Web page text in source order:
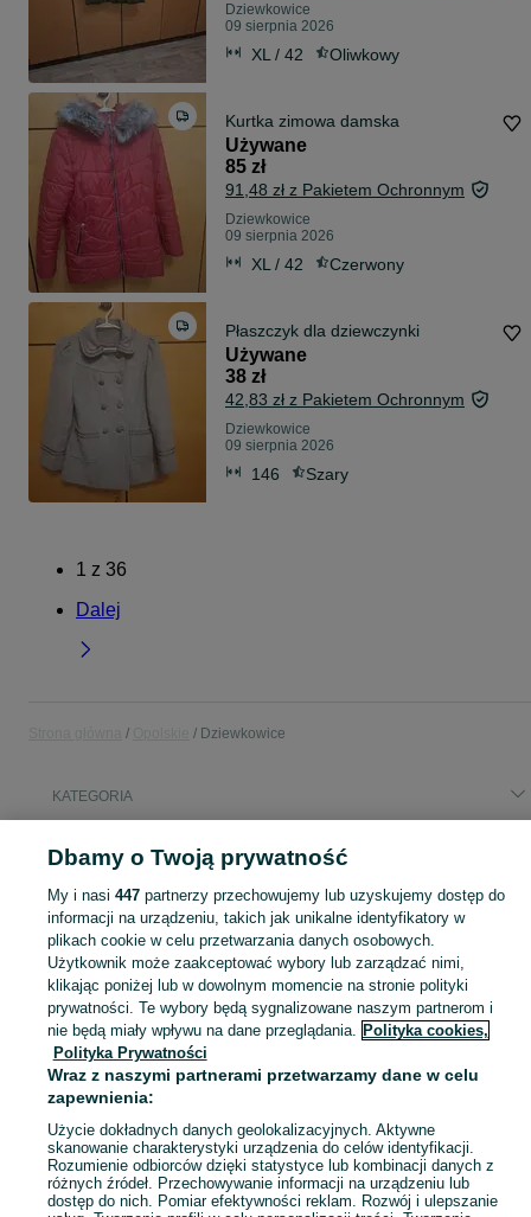
Dziewkowice
09 sierpnia 2026
XL / 42 Oliwkowy
Kurtka zimowa damska
Używane
85 zł
91,48 zł z Pakietem Ochronnym
Dziewkowice
09 sierpnia 2026
XL / 42 Czerwony
Płaszczyk dla dziewczynki
Używane
38 zł
42,83 zł z Pakietem Ochronnym
Dziewkowice
09 sierpnia 2026
146 Szary
1 z 36
Dalej
Dziewkowice
KATEGORIA
Popularne wyszukiwania
Skorzystaj z największego serwisu ogłoszeniowego - Dziewkowice i okolice! Kupuj to, czego pragniesz i sprzedawaj to, czego już nie potrzebujesz!
Mapa kategorii
Mapa miejscowości
Mapa ministron
Popularne wyszukiwania
Dbamy o Twoją prywatność
My i nasi 447partnerzy przechowujemy lub uzyskujemy dostęp do
informacji na urządzeniu, takich jak unikalne identyfikatory w
plikach cookie w celu przetwarzania danych osobowych.
Użytkownik może zaakceptować wybory lub zarządzać nimi,
klikając poniżej lub w dowolnym momencie na stronie polityki
prywatności. Te wybory będą sygnalizowane naszym partnerom i
nie będą miały wpływu na dane przeglądania. Polityka cookies,
Polityka Prywatności
Wraz z naszymi partnerami przetwarzamy dane w celu
zapewnienia:
Użycie dokładnych danych geolokalizacyjnych. Aktywne
skanowanie charakterystyki urządzenia do celów identyfikacji.
Rozumienie odbiorców dzięki statystyce lub kombinacji danych z
różnych źródeł. Przechowywanie informacji na urządzeniu lub
dostęp do nich. Pomiar efektywności reklam. Rozwój i ulepszanie